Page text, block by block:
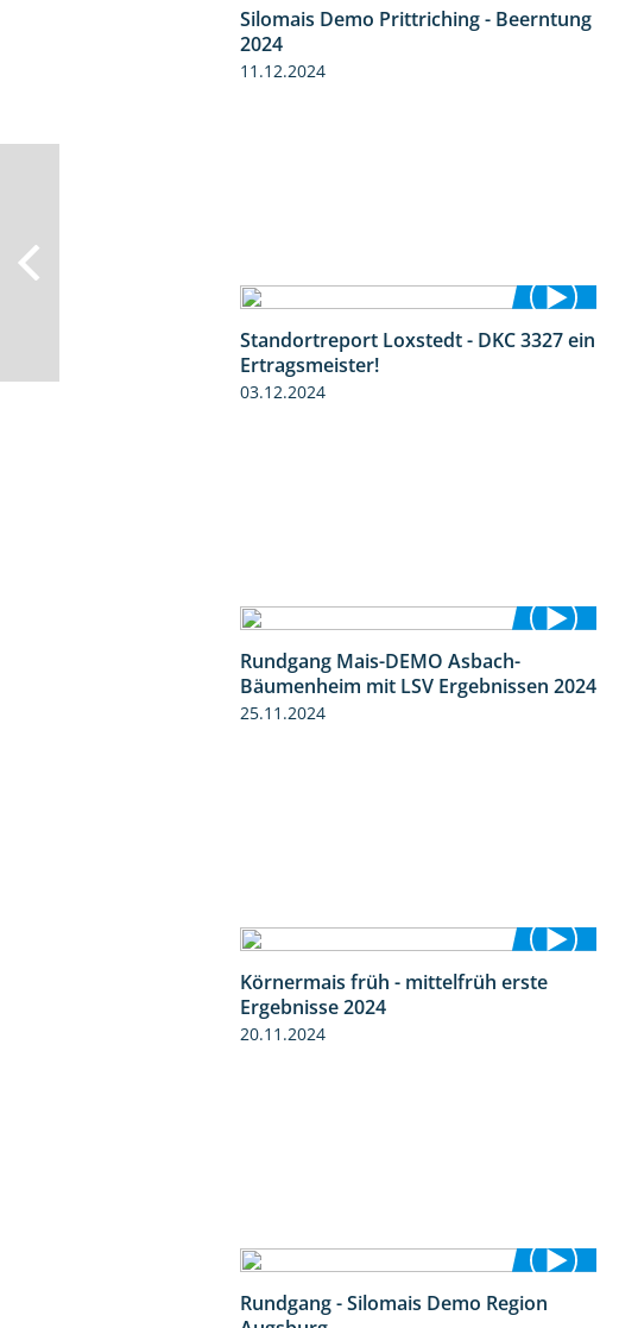
12:28
Silomais Demo Prittriching - Beerntung
2024
11.12.2024
1:14
Standortreport Loxstedt - DKC 3327 ein
Ertragsmeister!
03.12.2024
Rundgang Mais-DEMO Asbach-
Bäumenheim mit LSV Ergebnissen 2024
25.11.2024
4:29
Körnermais früh - mittelfrüh erste
Ergebnisse 2024
20.11.2024
5:54
Rundgang - Silomais Demo Region